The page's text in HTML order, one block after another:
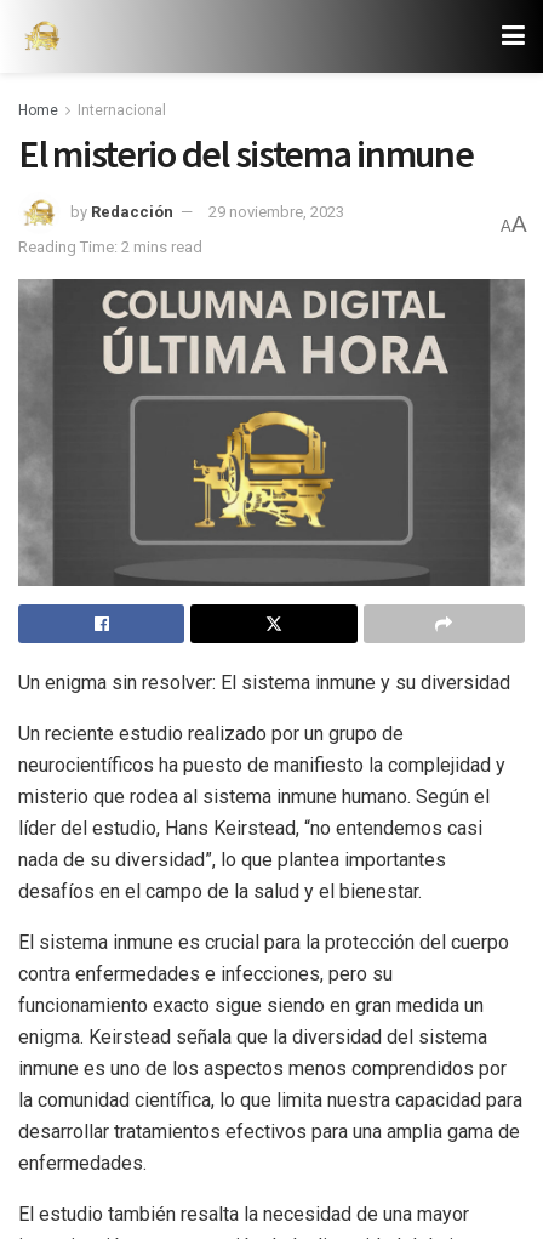
Home Internacional
El misterio del sistema inmune
by Redacción
29 noviembre, 2023
Reading Time: 2 mins read
AA
Un enigma sin resolver: El sistema inmune y su diversidad
Un reciente estudio realizado por un grupo de
neurocientíficos ha puesto de manifiesto la complejidad y
misterio que rodea al sistema inmune humano. Según el
líder del estudio, Hans Keirstead, “no entendemos casi
nada de su diversidad”, lo que plantea importantes
desafíos en el campo de la salud y el bienestar.
El sistema inmune es crucial para la protección del cuerpo
contra enfermedades e infecciones, pero su
funcionamiento exacto sigue siendo en gran medida un
enigma. Keirstead señala que la diversidad del sistema
inmune es uno de los aspectos menos comprendidos por
la comunidad científica, lo que limita nuestra capacidad para
desarrollar tratamientos efectivos para una amplia gama de
enfermedades.
El estudio también resalta la necesidad de una mayor